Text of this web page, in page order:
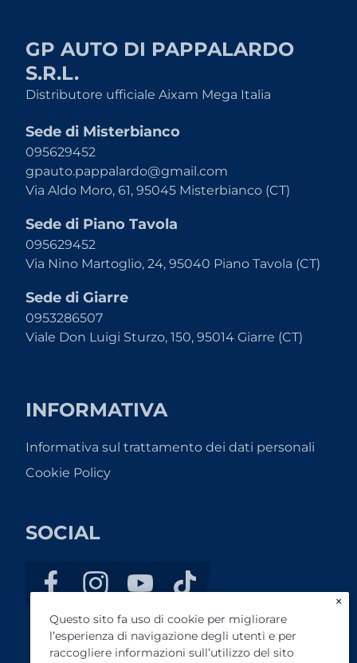
GP AUTO DI PAPPALARDO
S.R.L.
Distributore ufficiale Aixam Mega Italia
Sede di Misterbianco
095629452
gpauto.pappalardo@gmail.com
Via Aldo Moro, 61, 95045 Misterbianco (CT)
Sede di Piano Tavola
095629452
Via Nino Martoglio, 24, 95040 Piano Tavola (CT)
Sede di Giarre
0953286507
Viale Don Luigi Sturzo, 150, 95014 Giarre (CT)
INFORMATIVA
Informativa sul trattamento dei dati personali
Cookie Policy
SOCIAL
×
Questo sito fa uso di cookie per migliorare
l’esperienza di navigazione degli utenti e per
raccogliere informazioni sull’utilizzo del sito